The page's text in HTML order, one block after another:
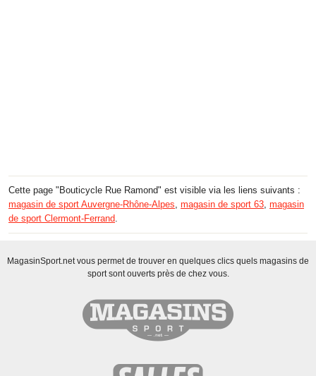
Cette page "Bouticycle Rue Ramond" est visible via les liens suivants :
magasin de sport Auvergne-Rhône-Alpes, magasin de sport 63, magasin
de sport Clermont-Ferrand.
MagasinSport.net vous permet de trouver en quelques clics quels magasins de
sport sont ouverts près de chez vous.